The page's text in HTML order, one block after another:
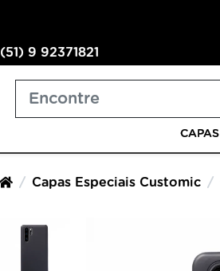
(51) 9 92371821
CAPAS
Capas Especiais Customic